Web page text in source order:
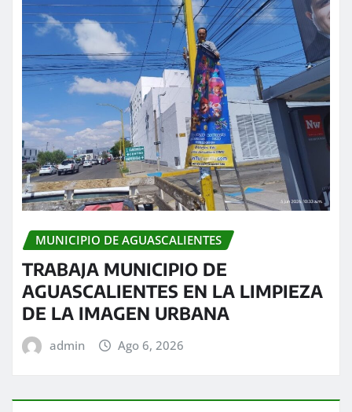
MUNICIPIO DE AGUASCALIENTES
TRABAJA MUNICIPIO DE
AGUASCALIENTES EN LA LIMPIEZA
DE LA IMAGEN URBANA
admin Ago 6, 2026